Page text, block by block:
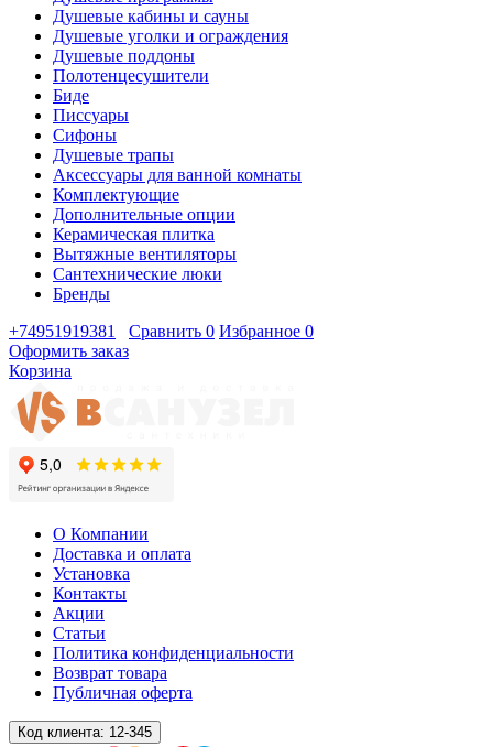
Душевые кабины и сауны
Душевые уголки и ограждения
Душевые поддоны
Полотенцесушители
Биде
Писсуары
Сифоны
Душевые трапы
Аксессуары для ванной комнаты
Комплектующие
Дополнительные опции
Керамическая плитка
Вытяжные вентиляторы
Сантехнические люки
Бренды
+74951919381
Сравнить 0 Избранное 0
Оформить заказ
Корзина
О Компании
Доставка и оплата
Установка
Контакты
Акции
Статьи
Политика конфиденциальности
Возврат товара
Публичная оферта
Код клиента: 12-345